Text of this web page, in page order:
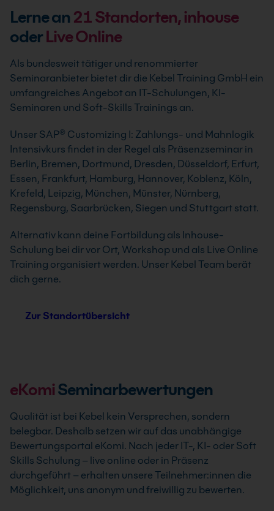
Lerne an 21Standorten, inhouse
oderLive Online
Als bundesweit tätiger und renommierter
Seminaranbieter bietet dir die Kebel Training GmbH ein
umfangreiches Angebot an IT-Schulungen, KI-
Seminaren und Soft-Skills Trainings an.
Unser SAP® Customizing I: Zahlungs- und Mahnlogik
Intensivkurs findet in der Regel als Präsenzseminar in
Berlin, Bremen, Dortmund, Dresden, Düsseldorf, Erfurt,
Essen, Frankfurt, Hamburg, Hannover, Koblenz, Köln,
Krefeld, Leipzig, München, Münster, Nürnberg,
Regensburg, Saarbrücken, Siegen und Stuttgart statt.
Alternativ kann deine Fortbildung als Inhouse-
Schulung bei dir vor Ort, Workshop und als Live Online
Training organisiert werden. Unser Kebel Team berät
dich gerne.
Zur Standortübersicht
eKomiSeminarbewertungen
Qualität ist bei Kebel kein Versprechen, sondern
belegbar. Deshalb setzen wir auf das unabhängige
Bewertungsportal eKomi. Nach jeder IT-, KI- oder Soft
Skills Schulung – live online oder in Präsenz
durchgeführt – erhalten unsere Teilnehmer:innen die
Möglichkeit, uns anonym und freiwillig zu bewerten.